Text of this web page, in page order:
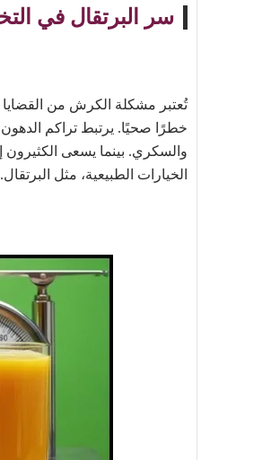
سر البرتقال في
تُعتبر مشكلة الكرش من القضايا
خطرًا صحيًا. يرتبط تراكم
والسكري. بينما يسعى
الخيارات الطبيعية، مثل البرتقال.